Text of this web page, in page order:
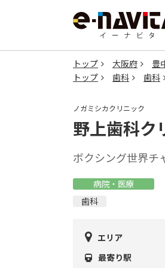
トップ 大阪府 豊
トップ
歯科 歯科
ノガミシカクリニック
野上歯科ク
ボクシング世界チ
病院・医療
歯科
エリア
最寄り駅